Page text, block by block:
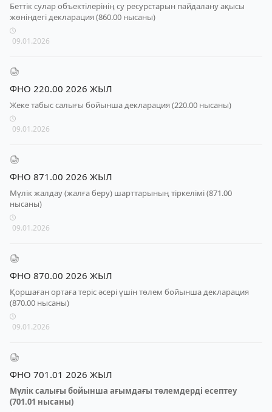
Беттік сулар объектілерінің су ресурстарын пайдалану ақысы
жөніндегі декларация (860.00 нысаны)
09.01.2026
ФНО 220.00 2026 ЖЫЛ
Жеке табыс салығы бойынша декларация (220.00 нысаны)
09.01.2026
ФНО 871.00 2026 ЖЫЛ
Мүлік жалдау (жалға беру) шарттарының тіркелімі (871.00
нысаны)
09.01.2026
ФНО 870.00 2026 ЖЫЛ
Қоршаған ортаға теріс әсері үшін төлем бойынша декларация
(870.00 нысаны)
09.01.2026
ФНО 701.01 2026 ЖЫЛ
Мүлік салығы бойынша ағымдағы төлемдерді есептеу
(701.01 нысаны)